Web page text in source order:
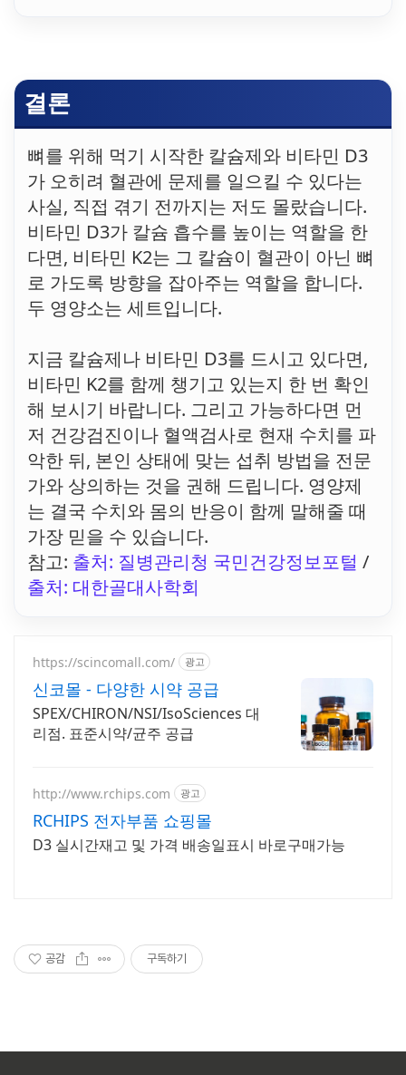
결론
뼈를 위해 먹기 시작한 칼슘제와 비타민 D3
가 오히려 혈관에 문제를 일으킬 수 있다는
사실, 직접 겪기 전까지는 저도 몰랐습니다.
비타민 D3가 칼슘 흡수를 높이는 역할을 한
다면, 비타민 K2는 그 칼슘이 혈관이 아닌 뼈
로 가도록 방향을 잡아주는 역할을 합니다.
두 영양소는 세트입니다.
지금 칼슘제나 비타민 D3를 드시고 있다면,
비타민 K2를 함께 챙기고 있는지 한 번 확인
해 보시기 바랍니다. 그리고 가능하다면 먼
저 건강검진이나 혈액검사로 현재 수치를 파
악한 뒤, 본인 상태에 맞는 섭취 방법을 전문
가와 상의하는 것을 권해 드립니다. 영양제
는 결국 수치와 몸의 반응이 함께 말해줄 때
가장 믿을 수 있습니다.
참고: 출처: 질병관리청 국민건강정보포털 /
출처: 대한골대사학회
https://scincomall.com/ 광고
신코몰 - 다양한 시약 공급
SPEX/CHIRON/NSI/IsoSciences 대
리점. 표준시약/균주 공급
http://www.rchips.com 광고
RCHIPS 전자부품 쇼핑몰
D3 실시간재고 및 가격 배송일표시 바로구매가능
공감 구독하기